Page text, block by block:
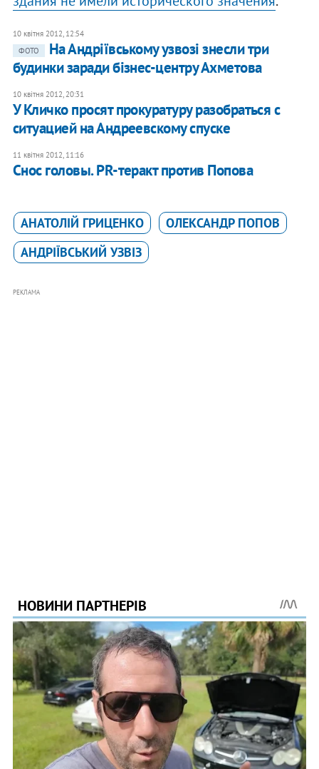
10 квітня 2012, 12:54
ФОТО
На Андріївському узвозі знесли три
будинки заради бізнес-центру Ахметова
10 квітня 2012, 20:31
У Кличко просят прокуратуру разобраться с
ситуацией на Андреевскому спуске
11 квітня 2012, 11:16
Снос головы. PR-теракт против Попова
АНАТОЛІЙ ГРИЦЕНКО
ОЛЕКСАНДР ПОПОВ
АНДРІЇВСЬКИЙ УЗВІЗ
РЕКЛАМА